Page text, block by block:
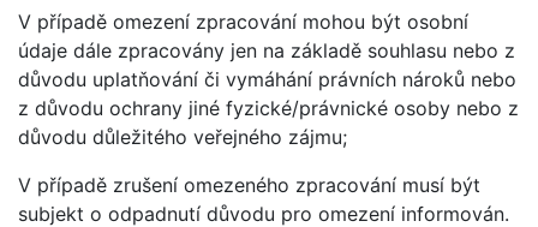
V případě omezení zpracování mohou být osobní
údaje dále zpracovány jen na základě souhlasu nebo z
důvodu uplatňování či vymáhání právních nároků nebo
z důvodu ochrany jiné fyzické/právnické osoby nebo z
důvodu důležitého veřejného zájmu;
V případě zrušení omezeného zpracování musí být
subjekt o odpadnutí důvodu pro omezení informován.